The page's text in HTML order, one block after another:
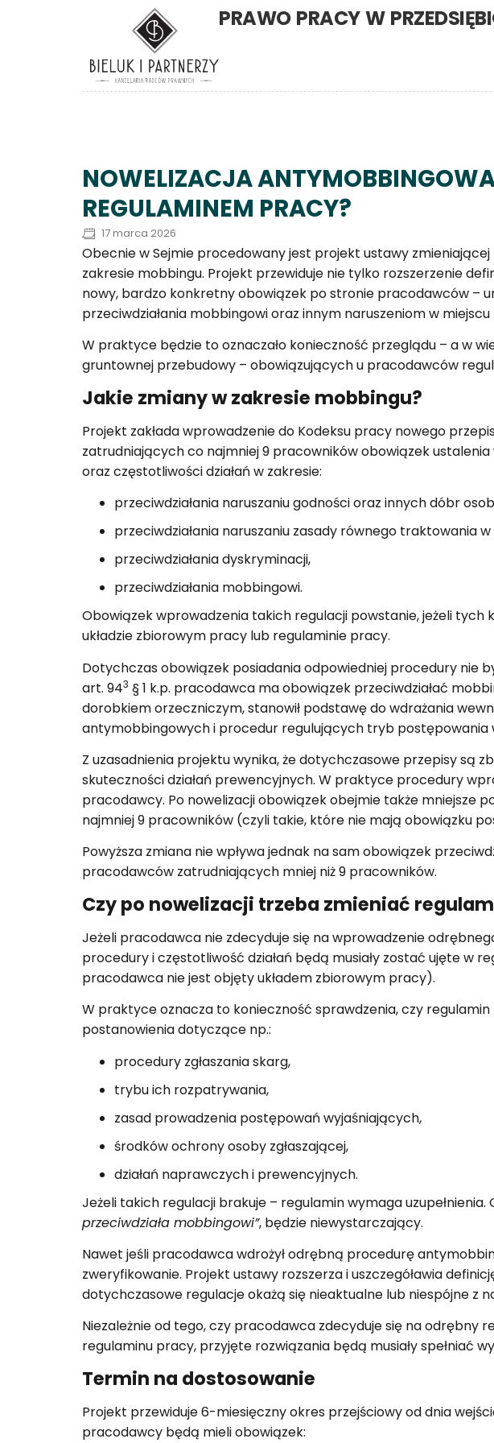
PRAWO PRACY W
NOWELIZACJA
REGULAMINEM PRACY?
17 marca 2026
Obecnie w Sejmie procedowany jest projekt ustawy
zakresie mobbingu. Projekt przewiduje nie tylko rozszerzenie
nowy, bardzo konkretny obowiązek po stronie pracodawców –
przeciwdziałania mobbingowi oraz innym naruszeniom w
W praktyce będzie to oznaczało konieczność przeglądu – a w
gruntownej przebudowy – obowiązujących u pracodawców
Jakie zmiany w zakresie mobbingu?
Projekt zakłada wprowadzenie do Kodeksu pracy nowego
zatrudniających co najmniej 9 pracowników obowiązek ustalenia
oraz częstotliwości działań w zakresie:
przeciwdziałania naruszaniu godności oraz innych dóbr
przeciwdziałania naruszaniu zasady równego traktowania
przeciwdziałania dyskryminacji,
przeciwdziałania mobbingowi.
Obowiązek wprowadzenia takich regulacji powstanie, jeżeli tych
układzie zbiorowym pracy lub regulaminie pracy.
Dotychczas obowiązek posiadania odpowiedniej procedury nie
art. 943 § 1 k.p. pracodawca ma obowiązek przeciwdziałać
dorobkiem orzeczniczym, stanowił podstawę do wdrażania
antymobbingowych i procedur regulujących tryb postępowania
Z uzasadnienia projektu wynika, że dotychczasowe przepisy są
skuteczności działań prewencyjnych. W praktyce procedury
pracodawcy. Po nowelizacji obowiązek obejmie także mniejsze
najmniej 9 pracowników (czyli takie, które nie mają obowiązku
Powyższa zmiana nie wpływa jednak na sam obowiązek
pracodawców zatrudniających mniej niż 9 pracowników.
Czy po nowelizacji trzeba zmieniać
Jeżeli pracodawca nie zdecyduje się na wprowadzenie
procedury i częstotliwość działań będą musiały zostać ujęte w
pracodawca nie jest objęty układem zbiorowym pracy).
W praktyce oznacza to konieczność sprawdzenia, czy
postanowienia dotyczące np.:
procedury zgłaszania skarg,
trybu ich rozpatrywania,
zasad prowadzenia postępowań wyjaśniających,
środków ochrony osoby zgłaszającej,
działań naprawczych i prewencyjnych.
Jeżeli takich regulacji brakuje – regulamin wymaga uzupełnienia.
przeciwdziała mobbingowi”, będzie niewystarczający.
Nawet jeśli pracodawca wdrożył odrębną procedurę
zweryfikowanie. Projekt ustawy rozszerza i uszczegóławia
dotychczasowe regulacje okażą się nieaktualne lub niespójne z
Niezależnie od tego, czy pracodawca zdecyduje się na odrębny
regulaminu pracy, przyjęte rozwiązania będą musiały spełniać
Termin na dostosowanie
Projekt przewiduje 6-miesięczny okres przejściowy od dnia
pracodawcy będą mieli obowiązek: